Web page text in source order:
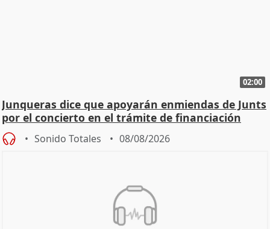
02:00
Junqueras dice que apoyarán enmiendas de Junts
por el concierto en el trámite de financiación
Sonido Totales 08/08/2026